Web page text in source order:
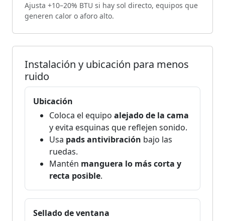
Ajusta +10–20% BTU si hay sol directo, equipos que
generen calor o aforo alto.
Instalación y ubicación para menos
ruido
Ubicación
Coloca el equipo alejado de la cama
y evita esquinas que reflejen sonido.
Usa pads antivibración bajo las
ruedas.
Mantén manguera lo más corta y
recta posible.
Sellado de ventana